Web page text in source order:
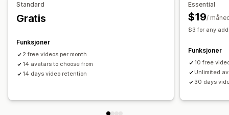
Sosiale medier
Influensere og samarbeidspartnere
Standard
Gratis
Funksjoner
2 free videos per month
14 avatars to choose from
14 days video retention
Essential
$19/
$3 for any
Funksjoner
10 free
Unlimited
30 days